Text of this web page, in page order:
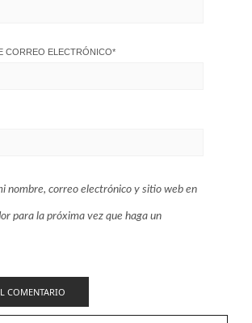
CORREO ELECTRÓNICO*
nombre, correo electrónico y sitio web en
para la próxima vez que haga un